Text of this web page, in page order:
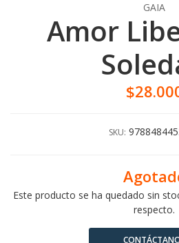
GAIA
Amor
SKU:
Este producto se ha quedado sin
respecto.